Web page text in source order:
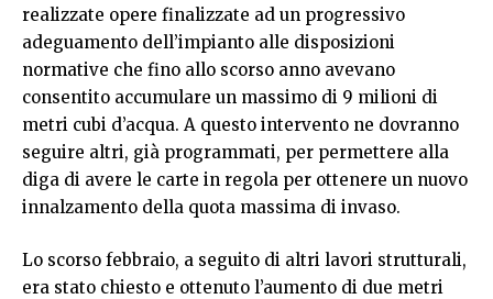
realizzate opere finalizzate ad un progressivo
adeguamento dell’impianto alle disposizioni
normative che fino allo scorso anno avevano
consentito accumulare un massimo di 9 milioni di
metri cubi d’acqua. A questo intervento ne dovranno
seguire altri, già programmati, per permettere alla
diga di avere le carte in regola per ottenere un nuovo
innalzamento della quota massima di invaso.
Lo scorso febbraio, a seguito di altri lavori strutturali,
era stato chiesto e ottenuto l’aumento di due metri